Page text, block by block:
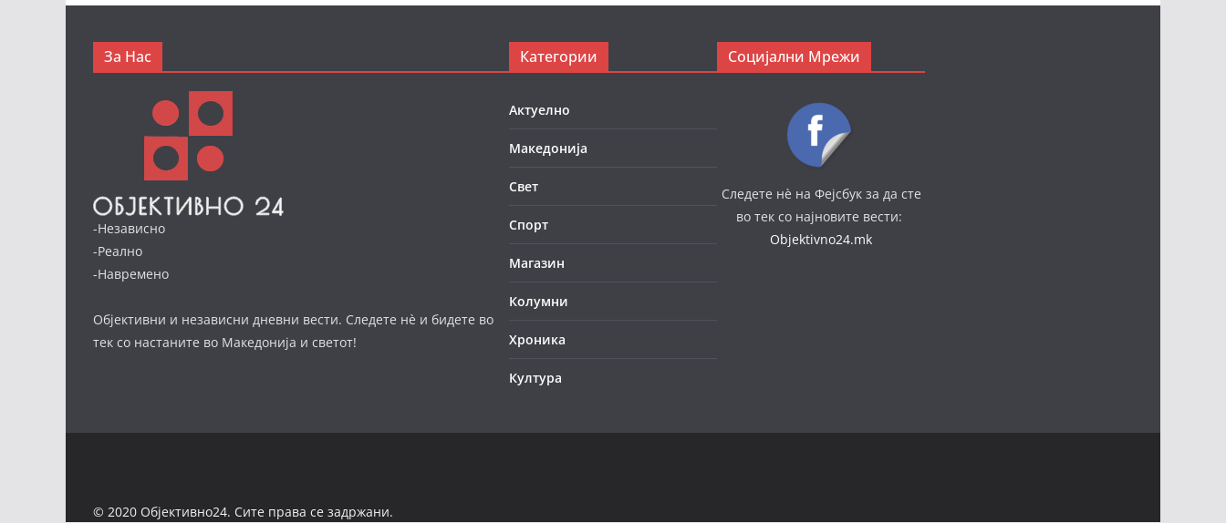
За Нас
-Независно
-Реално
-Навремено
Објективни и независни дневни вести. Следете нè и бидете во
тек со настаните во Македонија и светот!
Категории
Актуелно
Македонија
Свет
Спорт
Магазин
Колумни
Хроника
Култура
Социјални Мрежи
Следете нè на Фејсбук за да сте
во тек со најновите вести:
Objektivno24.mk